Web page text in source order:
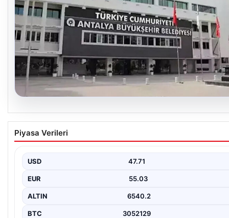
Antalya’daki yolsuzluk soruşturmasında iki
gözaltı
Piyasa Verileri
USD 47.71
EUR 55.03
ALTIN 6540.2
BTC 3052129